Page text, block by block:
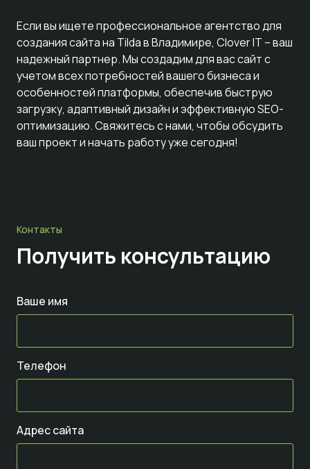
Если вы ищете профессиональное агентство для
создания сайта на Tilda в Владимире, Clover IT – ваш
надежный партнер. Мы создадим для вас сайт с
учетом всех потребностей вашего бизнеса и
особенностей платформы, обеспечив быструю
загрузку, адаптивный дизайн и эффективную SEO-
оптимизацию. Свяжитесь с нами, чтобы обсудить
ваш проект и начать работу уже сегодня!
Контакты
Получить консультацию
Ваше имя
Телефон
Адрес сайта